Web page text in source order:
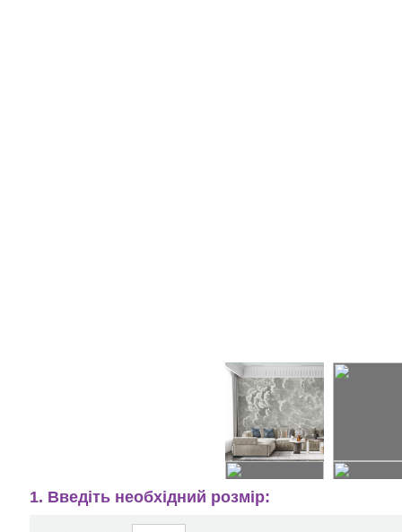
1. Введіть необхідний розмір: